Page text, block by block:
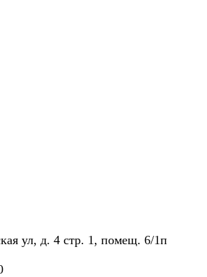
ул, д. 4 стр. 1, помещ. 6/1п